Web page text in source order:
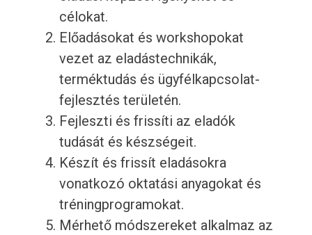
célokat.
Előadásokat és workshopokat
vezet az eladástechnikák,
terméktudás és ügyfélkapcsolat-
fejlesztés területén.
Fejleszti és frissíti az eladók
tudását és készségeit.
Készít és frissít eladásokra
vonatkozó oktatási anyagokat és
tréningprogramokat.
Mérhető módszereket alkalmaz az